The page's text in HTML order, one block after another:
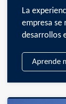
La
empresa se
desarrollos
Aprende